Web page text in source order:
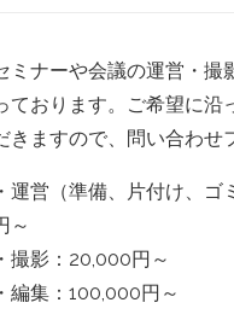
ミナーや会議の運営・撮
ております。ご希望に沿
きますので、問い合わせ
運営（準備、片付け、ゴ
～
撮影：20,000円～
編集：100,000円～